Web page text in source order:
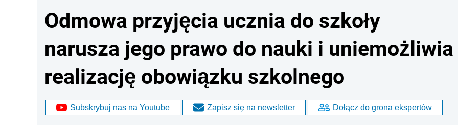
Odmowa przyjęcia ucznia do szkoły
narusza jego prawo do nauki i uniemożliwia
realizację obowiązku szkolnego
Subskrybuj nas na Youtube Zapisz się na newsletter Dołącz do grona ekspertów